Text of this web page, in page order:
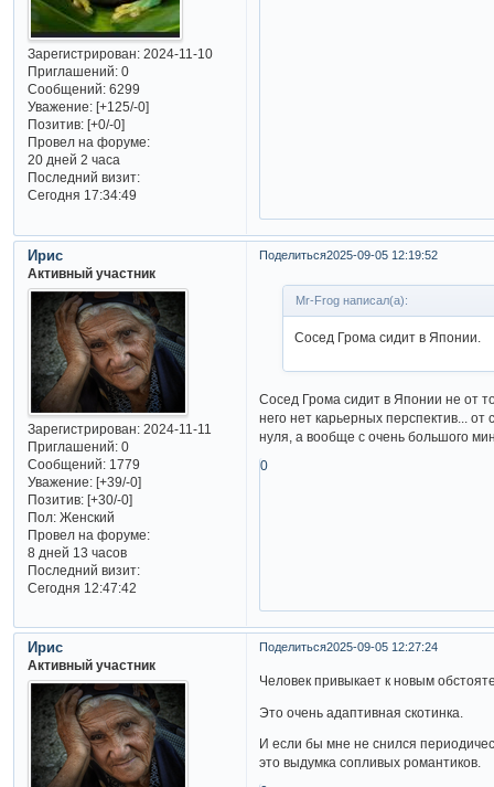
Зарегистрирован: 2024-11-10
Приглашений:0
Сообщений:6299
Уважение: [+125/-0]
Позитив: [+0/-0]
Провел на форуме:
20 дней 2 часа
Последний визит:
Сегодня 17:34:49
Поделиться2025-09-05 12:19:52
Ирис
Активный участник
Зарегистрирован: 2024-11-11
Приглашений:0
Сообщений:1779
Уважение: [+39/-0]
Позитив: [+30/-0]
Пол:Женский
Провел на форуме:
8 дней 13 часов
Последний визит:
Сегодня 12:47:42
Mr-Frog написал(а):
Сосед Грома сидит в Японии.
Сосед Грома сидит в Японии не от
него нет карьерных перспектив...
нуля, а вообще с очень большого
0
Поделиться2025-09-05 12:27:24
Ирис
Активный участник
Человек привыкает к новым
Это очень адаптивная скотинка.
И если бы мне не снился
это выдумка сопливых романтиков.